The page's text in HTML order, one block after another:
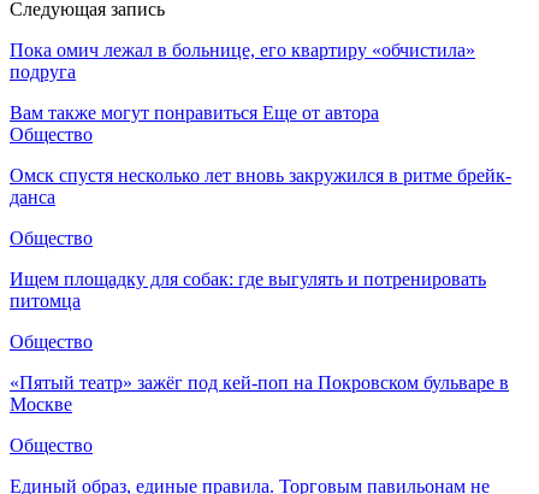
Следующая запись
Пока омич лежал в больнице, его квартиру «обчистила»
подруга
Вам также могут понравиться Еще от автора
Общество
Омск спустя несколько лет вновь закружился в ритме брейк-
данса
Общество
Ищем площадку для собак: где выгулять и потренировать
питомца
Общество
«Пятый театр» зажёг под кей-поп на Покровском бульваре в
Москве
Общество
Единый образ, единые правила. Торговым павильонам не